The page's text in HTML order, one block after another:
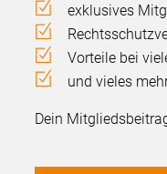
exklusives
Vorteile bei
und vieles
Dein